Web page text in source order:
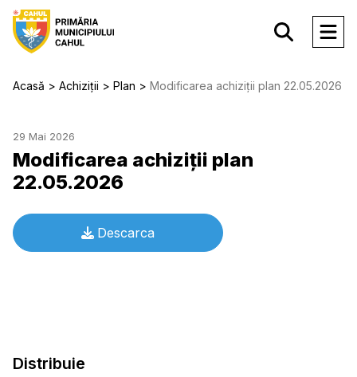
Acasă Achiziții Plan Modificarea achiziții plan 22.05.2026
29 Mai 2026
Modificarea achiziții plan
22.05.2026
Descarca
Distribuie